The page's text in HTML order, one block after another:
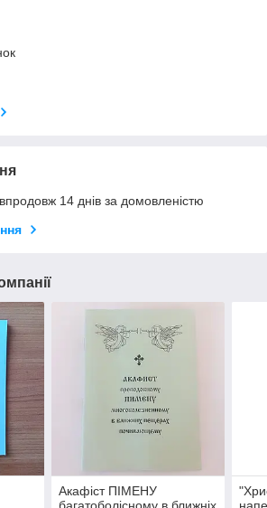
14 днів за домовленістю
Акафіст ПІМЕНУ